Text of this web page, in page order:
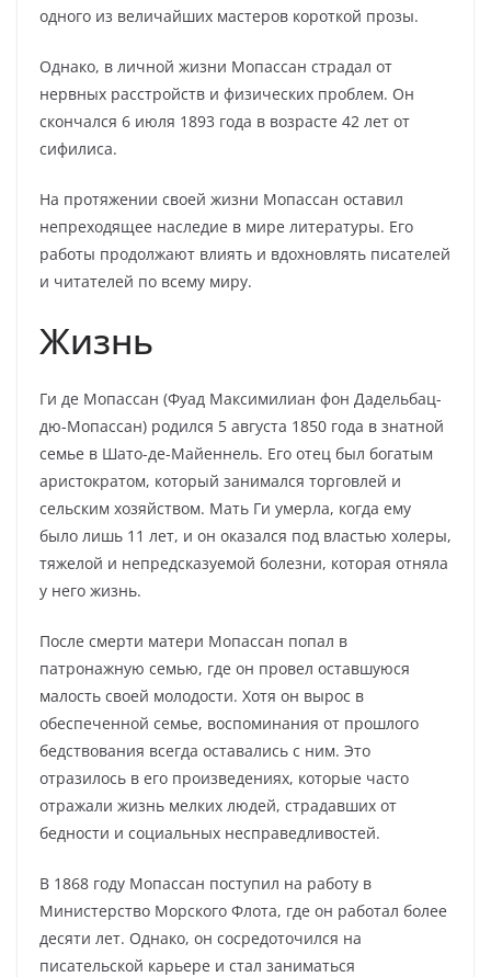
одного из величайших мастеров короткой прозы.
Однако, в личной жизни Мопассан страдал от
нервных расстройств и физических проблем. Он
скончался 6 июля 1893 года в возрасте 42 лет от
сифилиса.
На протяжении своей жизни Мопассан оставил
непреходящее наследие в мире литературы. Его
работы продолжают влиять и вдохновлять писателей
и читателей по всему миру.
Жизнь
Ги де Мопассан (Фуад Максимилиан фон Дадельбац-
дю-Мопассан) родился 5 августа 1850 года в знатной
семье в Шато-де-Майеннель. Его отец был богатым
аристократом, который занимался торговлей и
сельским хозяйством. Мать Ги умерла, когда ему
было лишь 11 лет, и он оказался под властью холеры,
тяжелой и непредсказуемой болезни, которая отняла
у него жизнь.
После смерти матери Мопассан попал в
патронажную семью, где он провел оставшуюся
малость своей молодости. Хотя он вырос в
обеспеченной семье, воспоминания от прошлого
бедствования всегда оставались с ним. Это
отразилось в его произведениях, которые часто
отражали жизнь мелких людей, страдавших от
бедности и социальных несправедливостей.
В 1868 году Мопассан поступил на работу в
Министерство Морского Флота, где он работал более
десяти лет. Однако, он сосредоточился на
писательской карьере и стал заниматься